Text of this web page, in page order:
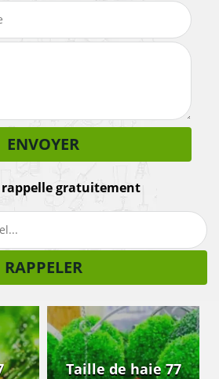
rappelle gratuitement
Taille de haie 77